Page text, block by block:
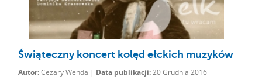
Świąteczny koncert kolęd ełckich muzyków
Autor:Cezary Wenda | Data publikacji:20 Grudnia 2016